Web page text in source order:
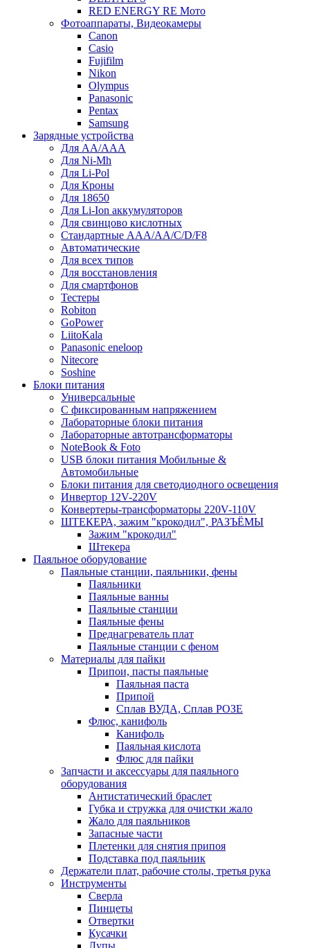
RED ENERGY RE Мото
Фотоаппараты, Видеокамеры
Canon
Casio
Fujifilm
Nikon
Olympus
Panasonic
Pentax
Samsung
Зарядные устройства
Для AA/AAA
Для Ni-Mh
Для Li-Pol
Для Кроны
Для 18650
Для Li-Ion аккумуляторов
Для свинцово кислотных
Стандартные ААА/АА/С/D/F8
Автоматические
Для всех типов
Для восстановления
Для смартфонов
Тестеры
Robiton
GoPower
LiitoKala
Panasonic eneloop
Nitecore
Soshine
Блоки питания
Универсальные
C фиксированным напряжением
Лабораторные блоки питания
Лабораторные автотрансформаторы
NoteBook & Foto
USB блоки питания Мобильные &
Автомобильные
Блоки питания для светодиодного освещения
Инвертор 12V-220V
Конвертеры-трансформаторы 220V-110V
ШТЕКЕРА, зажим "крокодил", РАЗЪЁМЫ
Зажим "крокодил"
Штекера
Паяльное оборудование
Паяльные станции, паяльники, фены
Паяльники
Паяльные ванны
Паяльные станции
Паяльные фены
Преднагреватель плат
Паяльные станции с феном
Материалы для пайки
Припои, пасты паяльные
Паяльная паста
Припой
Сплав ВУДА, Сплав РОЗЕ
Флюс, канифоль
Канифоль
Паяльная кислота
Флюс для пайки
Запчасти и аксессуары для паяльного
оборудования
Антистатический браслет
Губка и стружка для очистки жало
Жало для паяльников
Запасные части
Плетенки для снятия припоя
Подставка под паяльник
Держатели плат, рабочие столы, третья рука
Инструменты
Сверла
Пинцеты
Отвертки
Кусачки
Лупы